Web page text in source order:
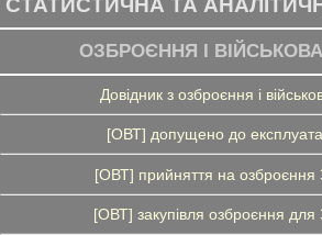
СТАТИСТИЧНА ТА
ОЗБРОЄННЯ І ВІЙСЬКОВА
Довідник з озброєння і
[ОВТ] допущено до
[ОВТ] прийняття на озброєння
[ОВТ] закупівля озброєння для